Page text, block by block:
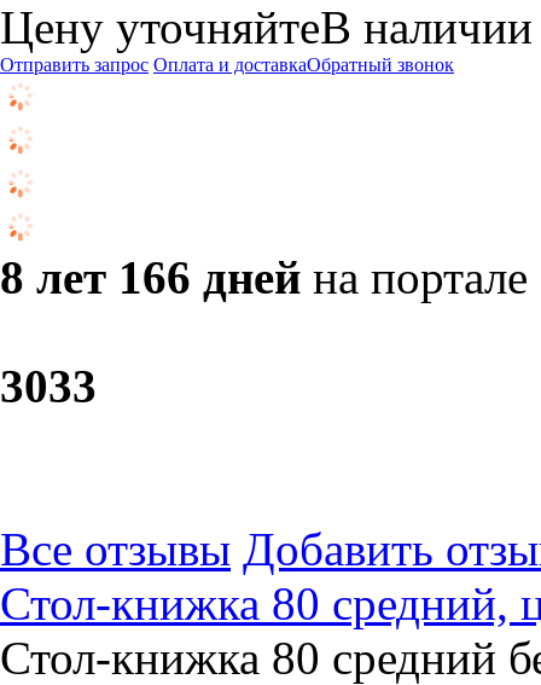
Цену уточняйтеВ наличии
Отправить запрос Оплата и доставкаОбратный звонок
8 лет 166 дней на портале
3033
Все отзывы Добавить
Стол-книжка 80 средний,
Стол-книжка 80 средний